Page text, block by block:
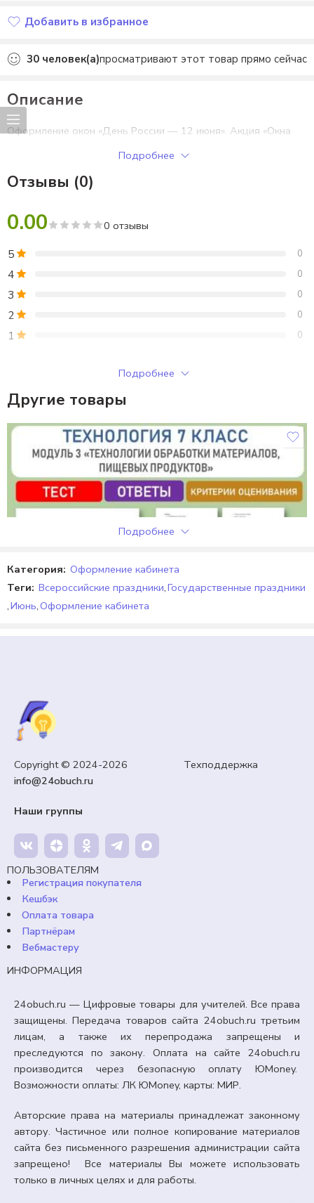
Добавить в избранное
30 человек(а)просматривают этот товар прямо сейчас
Описание
Оформление окон «День России — 12 июня». Акция «Окна
Подробнее
Отзывы (0)
0.00 0 отзывы
5 0
4 0
3 0
2 0
1 0
Только зарегистрированные клиенты, купившие этот товар,
могут публиковать отзывы.
Отзывы
Отзывов пока нет.
Подробнее
Другие товары
7 КЛАСС
Тест «Оценка качества швейного изделия». Труд
(технология) 7 класс. Урок №47.
99,00 ₽Кешбэк:
Продавец:24obuch.ru
Подробнее
Категория: Оформление кабинета
Теги: Всероссийские праздники,Государственные праздники
,Июнь,Оформление кабинета
Copyright © 2024-2026 Техподдержка
info@24obuch.ru
Наши группы
ПОЛЬЗОВАТЕЛЯМ
Регистрация покупателя
Кешбэк
Оплата товара
Партнёрам
Вебмастеру
ИНФОРМАЦИЯ
24obuch.ru — Цифровые товары для учителей. Все права
защищены. Передача товаров сайта 24obuch.ru третьим
лицам, а также их перепродажа запрещены и
преследуются по закону. Оплата на сайте 24obuch.ru
производится через безопасную оплату ЮMoney.
Возможности оплаты: ЛК ЮMoney, карты: МИР.
Авторские права на материалы принадлежат законному
автору. Частичное или полное копирование материалов
сайта без письменного разрешения администрации сайта
запрещено! Все материалы Вы можете использовать
только в личных целях и для работы.